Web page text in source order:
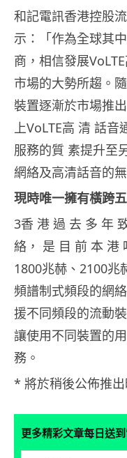
和記電訊香港控股
示：「作為全球其
商，相信發展
市場的大勢所趨。
裝置逐漸於市場推
上VoLTE高 清 話音
服務的質 素提升至
網絡及高清話音的無
現時唯一擁有橫跨
3香 港 過 去 多 年
絡， 是 目 前 本 港
1800兆赫、2100兆
頻譜制式頻段的網
援不同頻段的流動
讓使用不同裝置的
務。
* 將於稍後公佈推出
更多精彩文章每日送